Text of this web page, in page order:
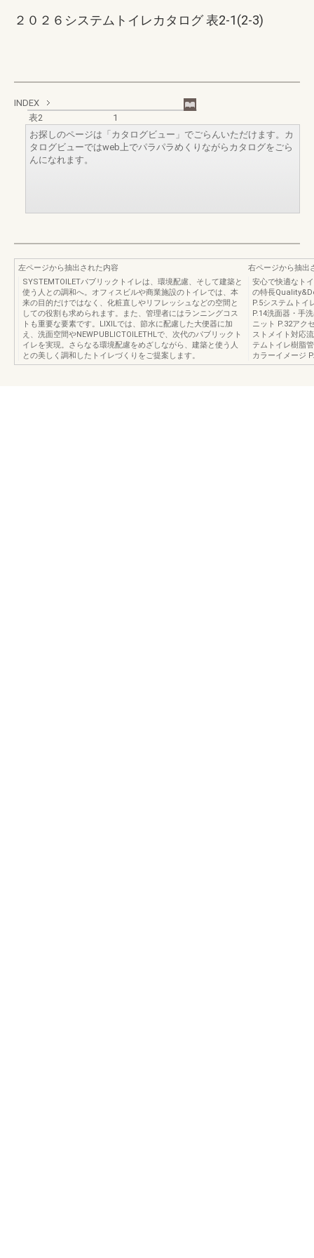
２０２６システムトイレカタログ 表2-1(2-3)
INDEX
表2
1
お探しのページは「カタログビュー」でごらんいただけます。カ
タログビューではweb上でパラパラめくりながらカタログをごら
んになれます。
左ページから抽出された内容
SYSTEMTOILETパブリックトイレは、環境配慮、そして建築と
使う人との調和へ。オフィスビルや商業施設のトイレでは、本
来の目的だけではなく、化粧直しやリフレッシュなどの空間と
しての役割も求められます。また、管理者にはランニングコス
トも重要な要素です。LIXILでは、節水に配慮した大便器に加
え、洗面空間やNEWPUBLICTOILETHLで、次代のパブリックト
イレを実現。さらなる環境配慮をめざしながら、建築と使う人
との美しく調和したトイレづくりをご提案します。
右ページから抽出
安心で快適なト
の特長
P.5システムトイ
P.14洗面器・手
ニット P.32アク
ストメイト対応
テムトイレ樹脂
カラーイメージ